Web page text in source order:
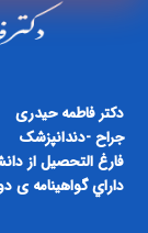
دكتر فاطمه حيدری
جراح -دندانپزشک
فارغ التحصيل از
داراي گواهينامه ی